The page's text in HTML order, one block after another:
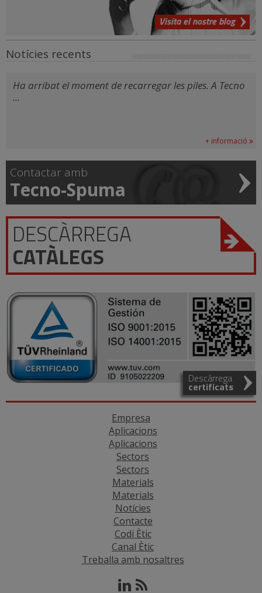
Visita el nostre blog
Notícies recents
Ha arribat el moment de recarregar les piles. A Tecno
...
+ informació
Contactar amb
Tecno-Spuma
DESCÀRREGA
CATÀLEGS
Descàrrega
certificats
Empresa
Aplicacions
Aplicacions
Sectors
Sectors
Materials
Materials
Notícies
Contacte
Codi Ètic
Canal Ètic
Treballa amb nosaltres